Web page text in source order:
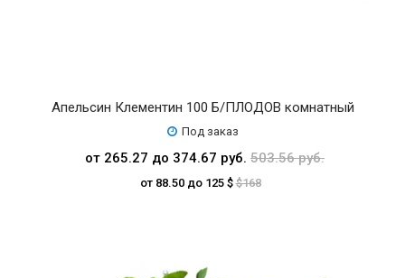
Апельсин Клементин 100 Б/ПЛОДОВ комнатный
Под заказ
от 265.27 до 374.67 руб. 503.56 руб.
от 88.50 до 125 $$168